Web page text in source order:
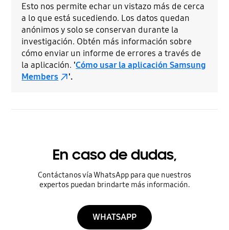
Esto nos permite echar un vistazo más de cerca
a lo que está sucediendo. Los datos quedan
anónimos y solo se conservan durante la
investigación. Obtén más información sobre
cómo enviar un informe de errores a través de
la aplicación. 'Cómo usar la aplicación Samsung
Members
'.
En caso de dudas,
Contáctanos vía WhatsApp para que nuestros
expertos puedan brindarte más información.
WHATSAPP